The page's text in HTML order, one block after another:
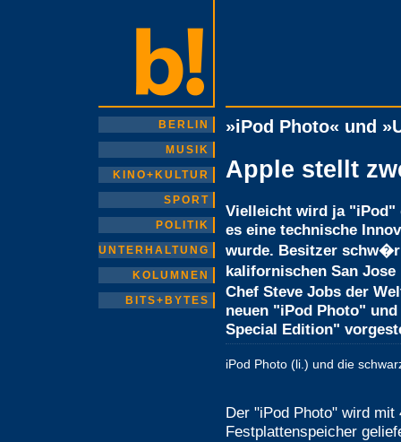
BERLIN
MUSIK
KINO+KULTUR
SPORT
POLITIK
UNTERHALTUNG
KOLUMNEN
BITS+BYTES
»iPod Photo« und
Apple stellt
Vielleicht wird ja "iPod"
es eine technische
wurde. Besitzer
kalifornischen San
Chef Steve Jobs der
neuen "iPod Photo"
Special Edition"
iPod Photo (li.) und die
Der "iPod Photo" wird mit
Festplattenspeicher